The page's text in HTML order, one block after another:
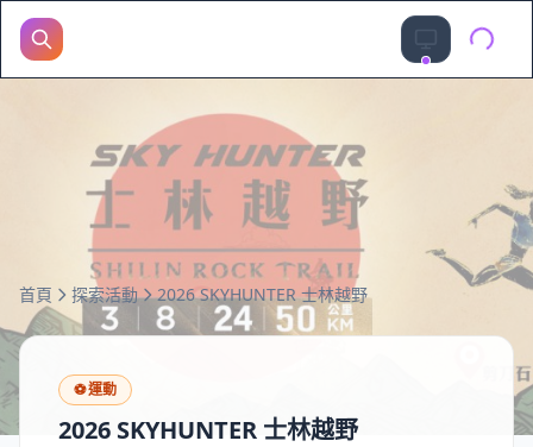
首頁 探索活動 2026 SKYHUNTER 士林越野
⚽運動
2026 SKYHUNTER 士林越野